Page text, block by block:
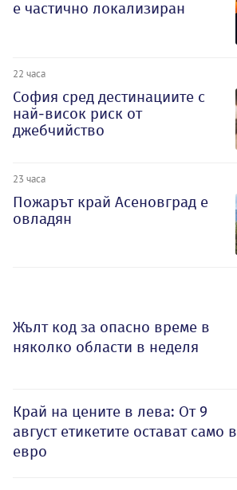
е частично локализиран
22 часа
София сред дестинациите с
най-висок риск от
джебчийство
23 часа
Пожарът край Асеновград е
овладян
Жълт код за опасно време в
няколко области в неделя
Край на цените в лева: От 9
август етикетите остават само в
евро